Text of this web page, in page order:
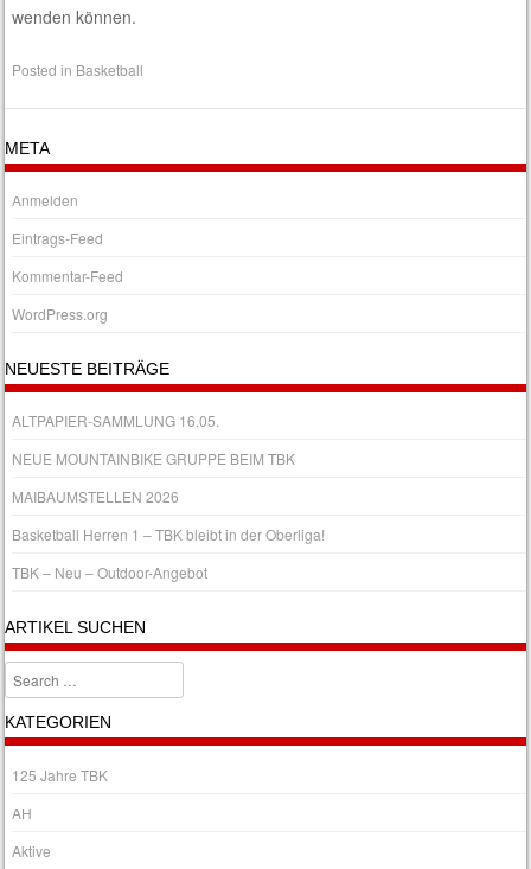
wenden können.
Posted in Basketball
META
Anmelden
Eintrags-Feed
Kommentar-Feed
WordPress.org
NEUESTE BEITRÄGE
ALTPAPIER-SAMMLUNG 16.05.
NEUE MOUNTAINBIKE GRUPPE BEIM TBK
MAIBAUMSTELLEN 2026
Basketball Herren 1 – TBK bleibt in der Oberliga!
TBK – Neu – Outdoor-Angebot
ARTIKEL SUCHEN
Search
KATEGORIEN
125 Jahre TBK
AH
Aktive